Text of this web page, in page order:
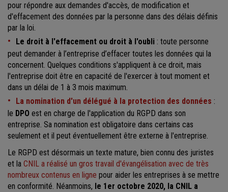
pour répondre aux demandes d'accès, de modification et
d'effacement des données par la personne dans des délais définis
par la loi.
Le droit à l'effacement ou droit à l'oubli : toute personne
peut demander à l’entreprise d’effacer toutes les données qui la
concernent. Quelques conditions s'appliquent à ce droit, mais
l'entreprise doit être en capacité de l'exercer à tout moment et
dans un délai de 1 à 3 mois maximum.
La nomination d'un délégué à la protection des données :
le DPO est en charge de l'application du RGPD dans son
entreprise. Sa nomination est obligatoire dans certains cas
seulement et il peut éventuellement être externe à l'entreprise.
Le RGPD est désormais un texte mature, bien connu des juristes
et la CNIL a réalisé un gros travail d'évangélisation avec de très
nombreux contenus en ligne pour aider les entreprises à se mettre
en conformité. Néanmoins, le 1er octobre 2020, la CNIL a